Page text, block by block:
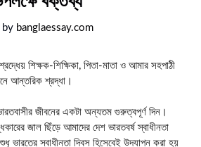
by banglaessay.com
শিক্ষক-শিক্ষিকা, পিতা-মাতা ও আমার সহপাঠী
আন্তরিক শ্রদ্ধা।
জীবনের একটা অন্যতম গুরুত্বপূর্ণ দিন।
জাল ছিঁড়ে আমাদের দেশ ভারতবর্ষ স্বাধীনতা
ভারতের স্বাধীনতা দিবস হিসেবেই উদযাপন করা হয়